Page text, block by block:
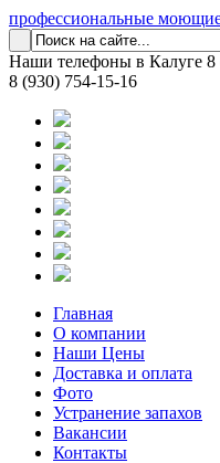
профессиональные
Наши телефоны в Калуге 8
8 (930) 754-15-16
Главная
О компании
Наши Цены
Доставка и оплата
Фото
Устранение запахов
Вакансии
Контакты